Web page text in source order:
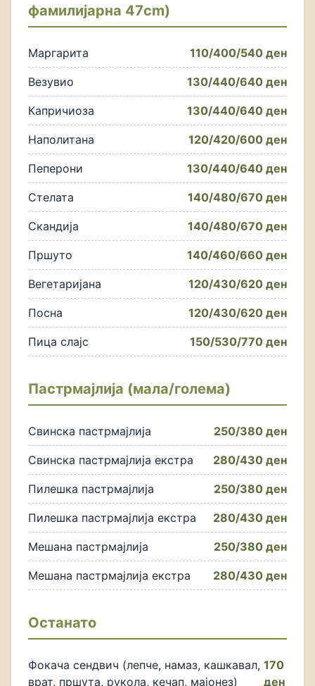
фамилијарна 47cm)
Маргарита 110/400/540 ден
Везувио 130/440/640 ден
Капричиоза 130/440/640 ден
Наполитана 120/420/600 ден
Пеперони 130/440/640 ден
Стелата 140/480/670 ден
Скандија 140/480/670 ден
Пршуто 140/460/660 ден
Вегетаријана 120/430/620 ден
Посна 120/430/620 ден
Пица слајс 150/530/770 ден
Пастрмајлија (мала/голема)
Свинска пастрмајлија 250/380 ден
Свинска пастрмајлија екстра 280/430 ден
Пилешка пастрмајлија 250/380 ден
Пилешка пастрмајлија екстра 280/430 ден
Мешана пастрмајлија 250/380 ден
Мешана пастрмајлија екстра 280/430 ден
Останато
Фокача сендвич (лепче, намаз, кашкавал,
врат, пршута, рукола, кечап, мајонез)
170
ден